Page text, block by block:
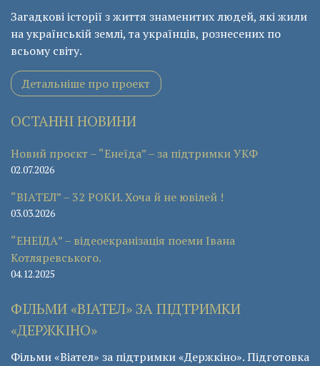
Загадкові історії з життя знаменитих людей, які жили
на українській землі, та українців, рознесених по
всьому світу.
Детальніше про проект
ОСТАННІ НОВИНИ
Новий проєкт – “Енеїда” – за підтримки УКФ
02.07.2026
“ВІАТЕЛ” – 32 РОКИ. Хоча й не ювілей !
03.03.2026
“ЕНЕЇДА” – відеоекранізація поеми Івана
Котляревського.
04.12.2025
ФІЛЬМИ «ВІАТЕЛ» ЗА ПІДТРИМКИ
«ДЕРЖКІНО»
Фільми «Віател» за підтримки «Держкіно». Підготовка